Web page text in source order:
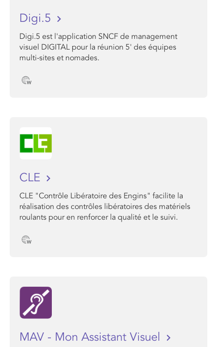
Digi.5
Digi.5 est l'a​pplication SNCF ​de management
visuel DIGITAL pour la réunion 5' des équipes
multi-sites et nomades.
CLE
CLE "Contrôle Libératoire des Engins" facilite la
réalisation des contrôles libératoires des matériels
roulants pour en renforcer la qualité et le suivi.
MAV - Mon Assistant Visuel